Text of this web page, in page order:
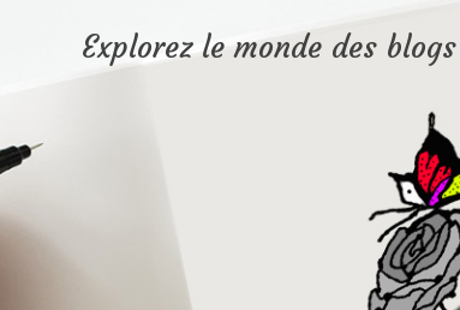
Explorez le monde des blogs